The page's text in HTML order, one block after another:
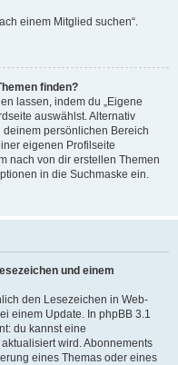
einem Mitglied suchen“.
finden?
lassen, indem du „Eigene
auswählst. Alternativ
deinem persönlichen Bereich
eigenen Profilseite
nach von dir erstellen Themen
in die Suchmaske ein.
und einem
den Lesezeichen in Web-
einem Update. In phpBB 3.1
du kannst eine
wird. Abonnements
eines Themas oder eines